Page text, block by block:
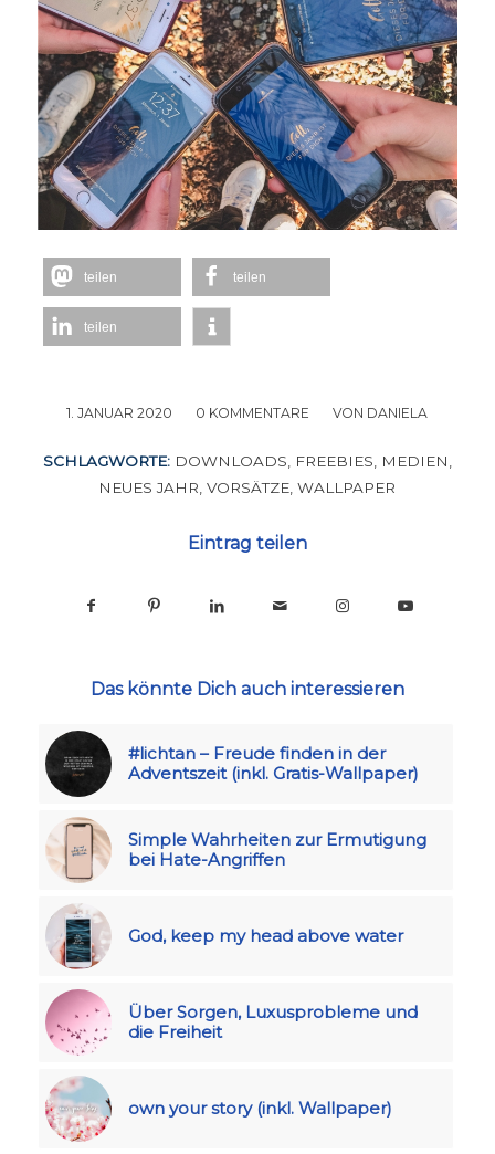
teilen teilen
teilen
1. JANUAR 2020
/ 0 KOMMENTARE
/ VON DANIELA
SCHLAGWORTE: DOWNLOADS FREEBIES MEDIEN
NEUES JAHR ,VORSÄTZE ,WALLPAPER
Eintrag teilen
Das könnte Dich auch interessieren
#lichtan – Freude finden in der
Adventszeit (inkl. Gratis-Wallpaper)
Simple Wahrheiten zur Ermutigung
bei Hate-Angriffen
God, keep my head above water
Über Sorgen, Luxusprobleme und
die Freiheit
own your story (inkl. Wallpaper)